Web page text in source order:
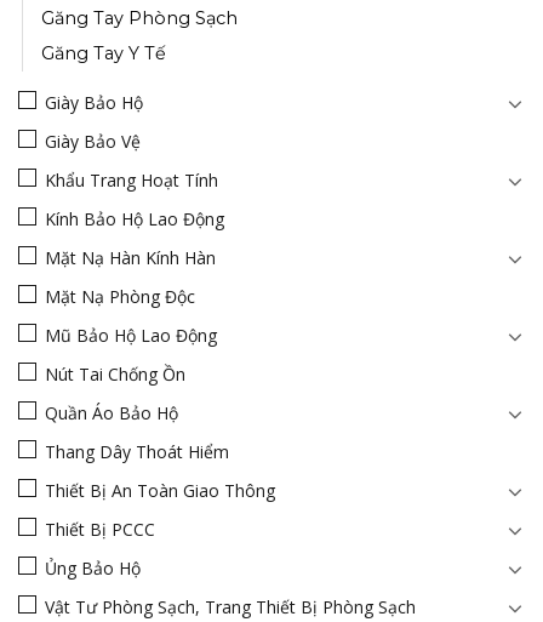
Găng Tay Phòng Sạch
Găng Tay Y Tế
Giày Bảo Hộ
Giày Bảo Vệ
Khẩu Trang Hoạt Tính
Kính Bảo Hộ Lao Động
Mặt Nạ Hàn Kính Hàn
Mặt Nạ Phòng Độc
Mũ Bảo Hộ Lao Động
Nút Tai Chống Ồn
Quần Áo Bảo Hộ
Thang Dây Thoát Hiểm
Thiết Bị An Toàn Giao Thông
Thiết Bị PCCC
Ủng Bảo Hộ
Vật Tư Phòng Sạch, Trang Thiết Bị Phòng Sạch